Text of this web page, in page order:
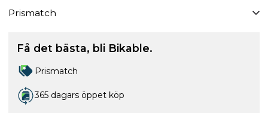
Prismatch
Få det bästa, bli Bikable.
Prismatch
365 dagars öppet köp